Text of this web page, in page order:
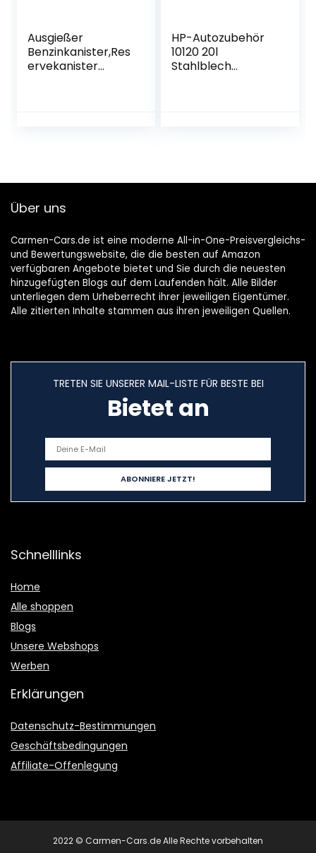
Ausgießer
Benzinkanister,Res
ervekanister
5/10/20L
HP-Autozubehör
10120 20l
Stahlblech
Über uns
Carmen-Cars.de ist eine moderne All-in-One-Preisvergleichs-
und Bewertungswebsite, die die besten auf Amazon
verfügbaren Angebote bietet und Sie durch die neuesten
hinzugefügten Blogs auf dem Laufenden hält. Alle Bilder
unterliegen dem Urheberrecht ihrer jeweiligen Eigentümer.
Alle zitierten Inhalte stammen aus ihren jeweiligen Quellen.
TRETEN SIE UNSERER MAIL-LISTE FÜR BESTE BEI
Bietet an
Schnelllinks
Home
Alle shoppen
Blogs
Unsere Webshops
Werben
Erklärungen
Datenschutz-Bestimmungen
Geschäftsbedingungen
Affiliate-Offenlegung
2022 © Carmen-Cars.de Alle Rechte vorbehalten